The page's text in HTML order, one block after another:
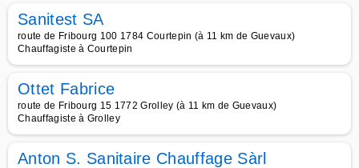
Sanitest SA
route de Fribourg 100 1784 Courtepin (à 11 km de Guevaux)
Chauffagiste à Courtepin
Ottet Fabrice
route de Fribourg 15 1772 Grolley (à 11 km de Guevaux)
Chauffagiste à Grolley
Anton S. Sanitaire Chauffage Sàrl